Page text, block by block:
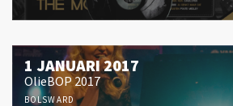
1 JANUARI 2017
OlieBOP 2017
BOLSWARD